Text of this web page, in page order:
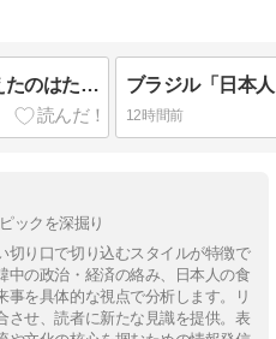
｢中国経済は改善する」と答えたのはたった１%だけ…日系企業1364社が吐露「中国ビジネスはもう大変」
12時間前
ックを深掘り
切り口で切り込むスタイルが特徴で
中の政治・経済の絡み、日本人の食
を具体的な視点で分析します。リ
させ、読者に新たな見識を提供。表